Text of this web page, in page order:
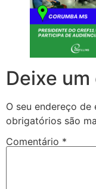
Deixe
O seu endereço
obrigatórios são
Comentário *